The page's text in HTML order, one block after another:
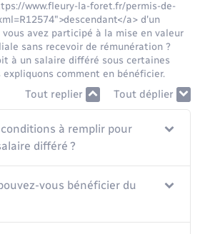
public
www.fleury-la-foret.fr/permis-de-
a> d'un
avez participé à la mise en valeur
sans recevoir de rémunération ?
à un salaire différé sous certaines
comment en bénéficier.
Tout replier Tout déplier
à remplir pour
différé ?
vous bénéficier du